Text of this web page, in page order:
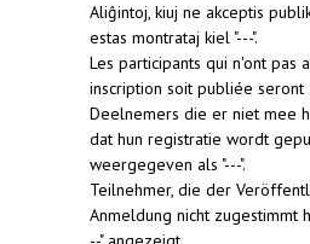
Aliĝintoj, kiuj ne akceptis
estas montrataj kiel "---".
Les participants qui n'ont pas
inscription soit publiée seront
Deelnemers die er niet mee
dat hun registratie wordt
weergegeven als "---".
Teilnehmer, die der
Anmeldung nicht zugestimmt